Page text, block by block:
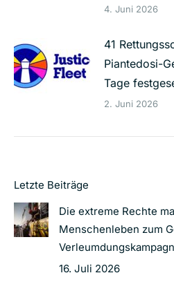
4. Juni 2026
41
Piantedosi-
Tage
2. Juni 2026
Letzte Beiträge
Die extreme Rechte
Menschenleben zum
16. Juli 2026